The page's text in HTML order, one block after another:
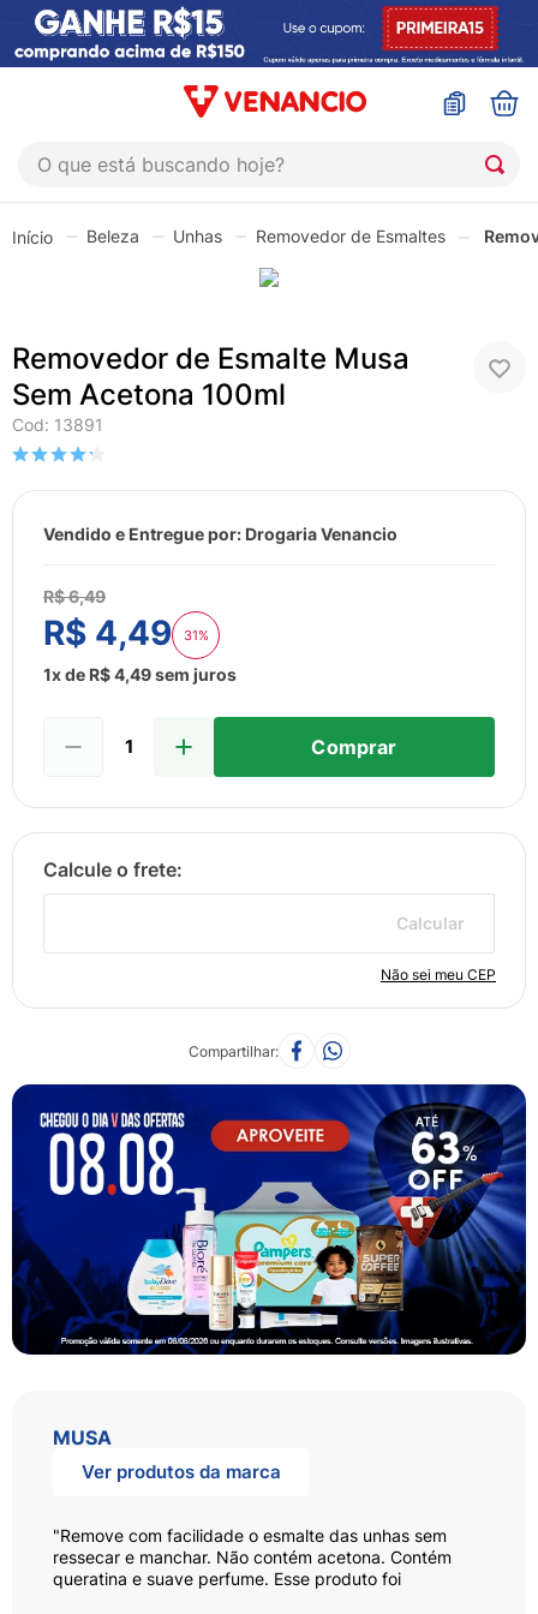
O que está buscando hoje?
Beleza Unhas Removedor de Esmaltes
Removedor de Esmalte Musa
Sem Acetona 100ml
Cod: 13891
Vendido e Entregue por: Drogaria Venancio
R$6,49
R$ 4,49 31%
1x de R$4,49sem juros
Comprar
Não sei meu CEP
Calcular
Compartilhar
MUSA
Ver produtos da marca
"Remove com facilidade o esmalte das unhas sem
ressecar e manchar. Não contém acetona. Contém
queratina e suave perfume. Esse produto foi
coristina
4
fly gotas
8º
esmalte
10º fralda